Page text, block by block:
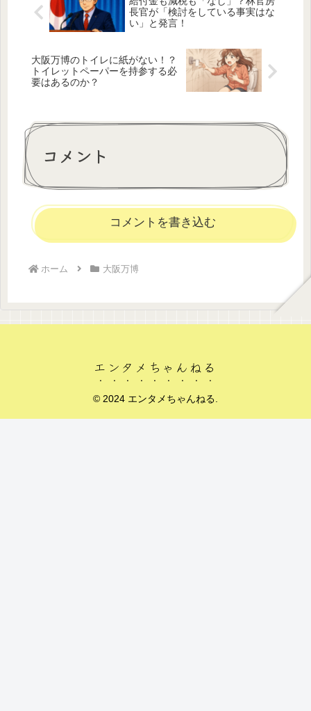
長官が「検討をしている事実はな
い」と発言！
大阪万博のトイレに紙がない！？
トイレットペーパーを持参する必
要はあるのか？
コメント
コメントを書き込む
ホーム 大阪万博
エンタメちゃんねる
© 2024 エンタメちゃんねる.